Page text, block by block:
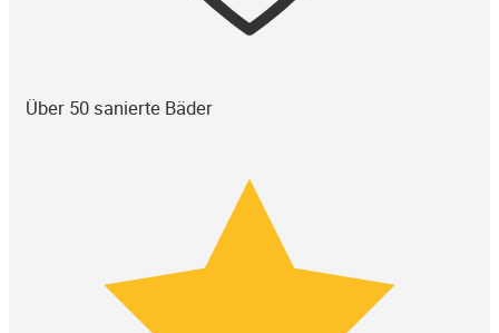
Über 50 sanierte Bäder